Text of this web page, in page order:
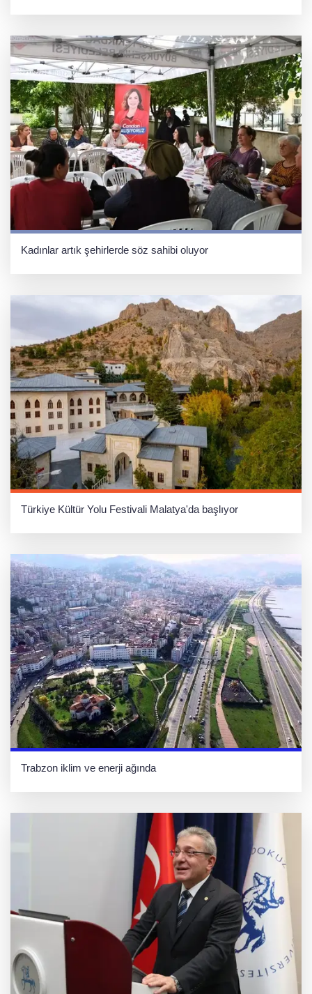
Kadınlar artık şehirlerde söz sahibi oluyor
Türkiye Kültür Yolu Festivali Malatya'da başlıyor
Trabzon iklim ve enerji ağında